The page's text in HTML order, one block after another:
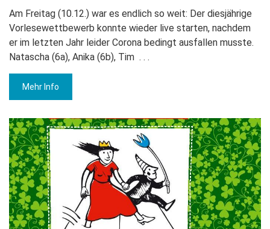
Am Freitag (10.12.) war es endlich so weit: Der diesjährige
Vorlesewettbewerb konnte wieder live starten, nachdem
er im letzten Jahr leider Corona bedingt ausfallen musste.
Natascha (6a), Anika (6b), Tim . . .
Mehr Info